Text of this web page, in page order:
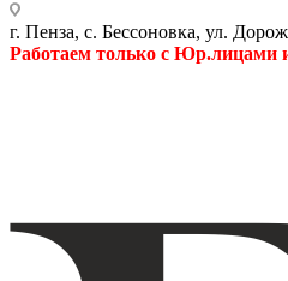
г. Пенза, с. Бессоновка, ул.
Работаем только с Юр.лицами